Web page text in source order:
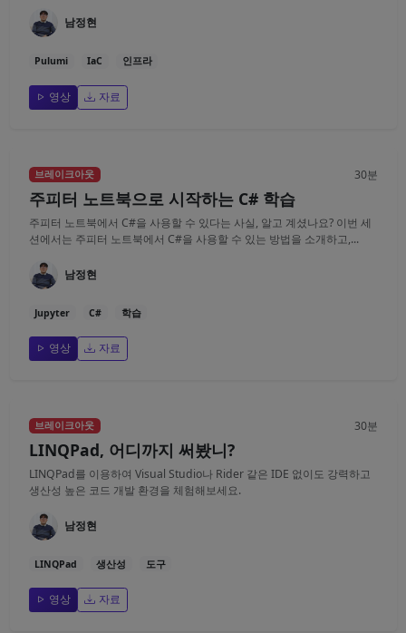
남정현
Pulumi IaC 인프라
영상 자료
브레이크아웃 30분
주피터 노트북으로 시작하는 C# 학습
주피터 노트북에서 C#을 사용할 수 있다는 사실, 알고 계셨나요? 이번 세
션에서는 주피터 노트북에서 C#을 사용할 수 있는 방법을 소개하고,...
남정현
Jupyter C# 학습
영상 자료
브레이크아웃 30분
LINQPad, 어디까지 써봤니?
LINQPad를 이용하여 Visual Studio나 Rider 같은 IDE 없이도 강력하고
생산성 높은 코드 개발 환경을 체험해보세요.
남정현
LINQPad 생산성 도구
영상 자료